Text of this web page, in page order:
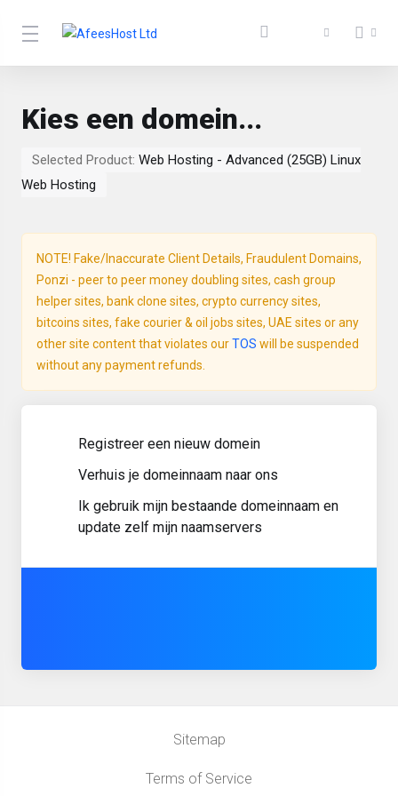
Kies een domein...
Selected Product: Web Hosting - Advanced (25GB) Linux
Web Hosting
NOTE! Fake/Inaccurate Client Details, Fraudulent Domains,
Ponzi - peer to peer money doubling sites, cash group
helper sites, bank clone sites, crypto currency sites,
bitcoins sites, fake courier & oil jobs sites, UAE sites or any
other site content that violates ourTOS will be suspended
without any payment refunds.
Registreer een nieuw domein
Verhuis je domeinnaam naar ons
Ik gebruik mijn bestaande domeinnaam en
update zelf mijn naamservers
Sitemap
Terms of Service